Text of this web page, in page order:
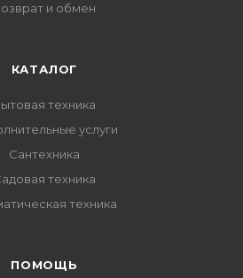
и обмен
КАТАЛОГ
техника
услуги
Сантехника
техника
техника
ПОМОЩЬ